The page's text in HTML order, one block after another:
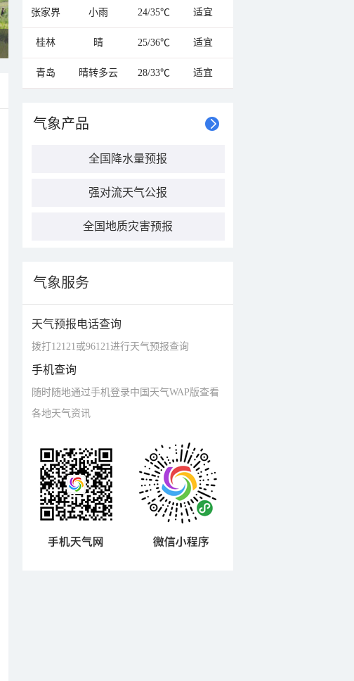
张家界 小雨 24/35℃ 适宜
桂林 晴 25/36℃ 适宜
青岛 晴转多云 28/33℃ 适宜
气象产品
全国降水量预报
强对流天气公报
全国地质灾害预报
气象服务
天气预报电话查询
拨打12121或96121进行天气预报查询
手机查询
随时随地通过手机登录中国天气WAP版查看
各地天气资讯